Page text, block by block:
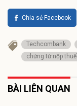
Chia sẻ Facebook
Techcombank
chứng từ nộp thuế
BÀI LIÊN QUAN